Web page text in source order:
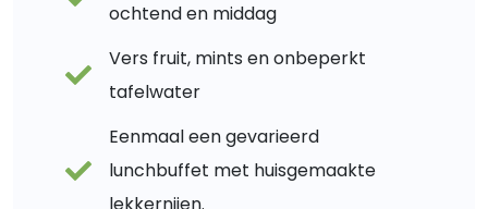
ochtend en middag
Vers fruit, mints en onbeperkt
tafelwater
Eenmaal een gevarieerd
lunchbuffet met huisgemaakte